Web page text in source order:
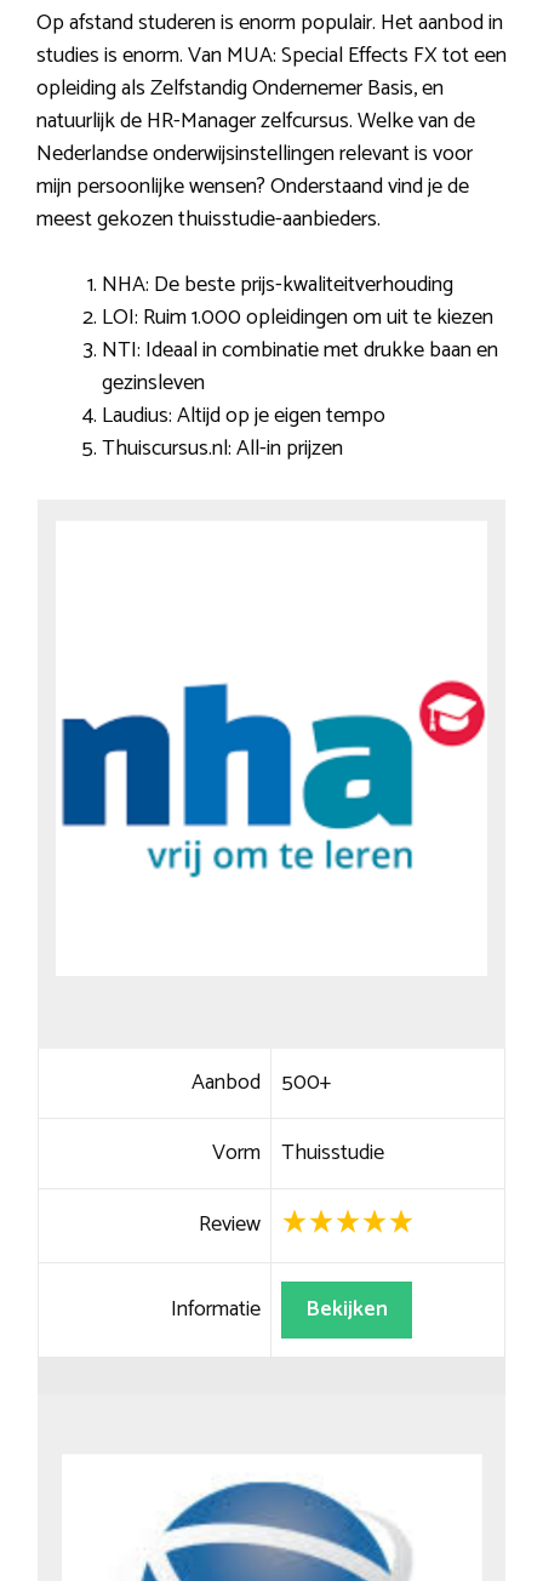
Op afstand studeren is enorm populair. Het aanbod in
studies is enorm. Van MUA: Special Effects FX tot een
opleiding als Zelfstandig Ondernemer Basis, en
natuurlijk de HR-Manager zelfcursus. Welke van de
Nederlandse onderwijsinstellingen relevant is voor
mijn persoonlijke wensen? Onderstaand vind je de
meest gekozen thuisstudie-aanbieders.
NHA: De beste prijs-kwaliteitverhouding
LOI: Ruim 1.000 opleidingen om uit te kiezen
NTI: Ideaal in combinatie met drukke baan en
gezinsleven
Laudius: Altijd op je eigen tempo
Thuiscursus.nl: All-in prijzen
Aanbod 500+
Vorm Thuisstudie
Review
Informatie Bekijken